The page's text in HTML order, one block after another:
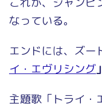
なっている。
エンドには、ズー
イ・エヴリシング」
主題歌「トライ・